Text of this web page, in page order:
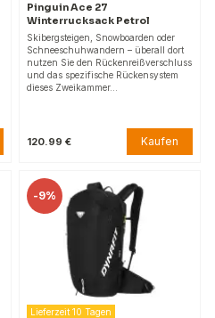
Pinguin Ace 27
Winterrucksack Petrol
Skibergsteigen, Snowboarden oder
Schneeschuhwandern – überall dort
nutzen Sie den Rückenreißverschluss
und das spezifische Rückensystem
dieses Zweikammer…
120.99 € Kaufen
-9%
Lieferzeit 10 Tagen